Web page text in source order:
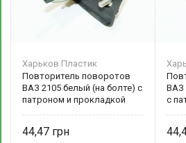
Харьков Пластик
Повторитель поворотов
ВАЗ 2105 белый (на болте) с
патроном и прокладкой
44,47
ВАЗ
с